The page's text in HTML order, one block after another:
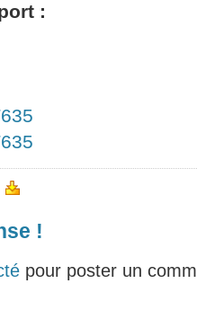
:
!
pour poster un